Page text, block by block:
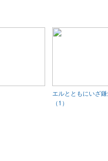
エルとともにいざ
（1）